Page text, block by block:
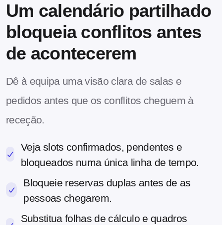
Um calendário partilhado
bloqueia conflitos antes
de acontecerem
Dê à equipa uma visão clara de salas e
pedidos antes que os conflitos cheguem à
receção.
Veja slots confirmados, pendentes e
bloqueados numa única linha de tempo.
Bloqueie reservas duplas antes de as
pessoas chegarem.
Substitua folhas de cálculo e quadros